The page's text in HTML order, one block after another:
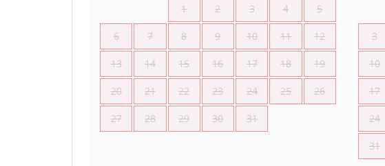
1 2 3 4 5
6 7 8 9 10 11 12
13 14 15 16 17 18 19
20 21 22 23 24 25 26
27 28 29 30 31
3
10
17
24
31